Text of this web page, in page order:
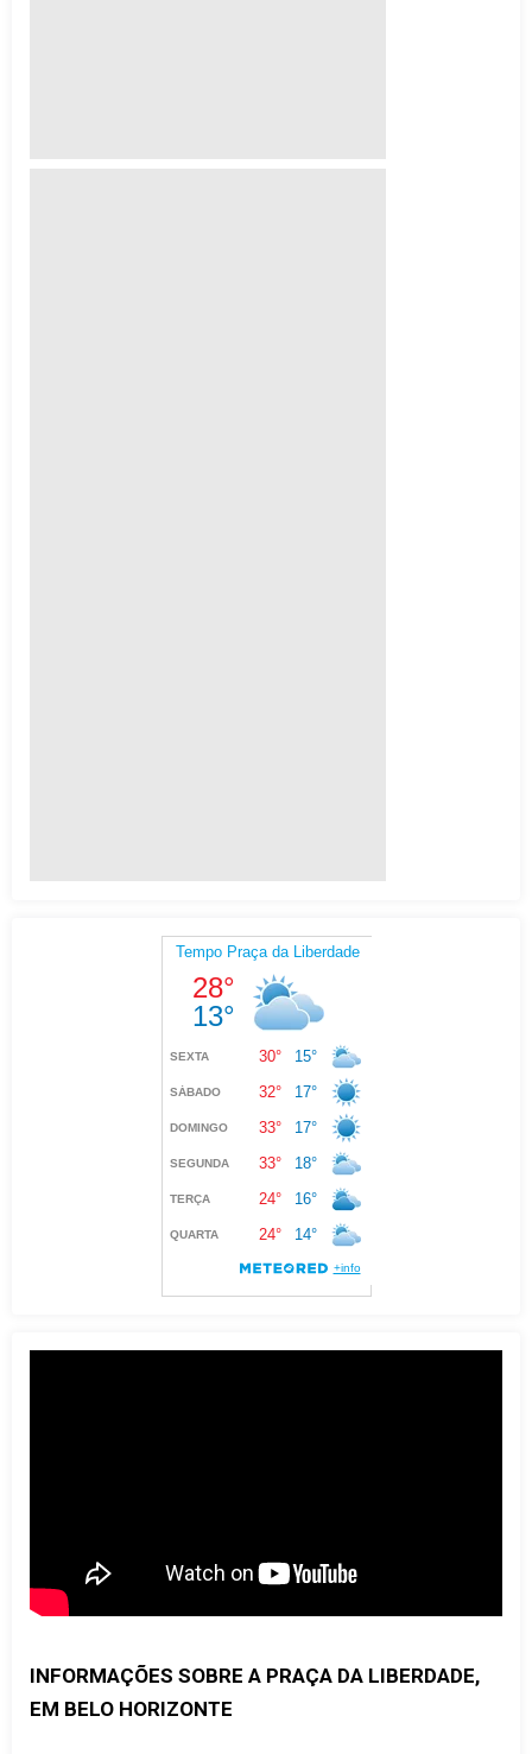
INFORMAÇÕES SOBRE A PRAÇA DA LIBERDADE,
EM BELO HORIZONTE